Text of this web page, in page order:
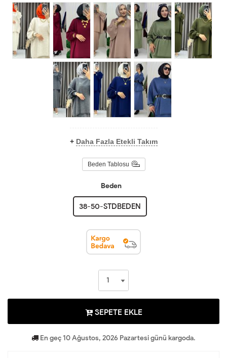
+ Daha Fazla Etekli Takım
Beden Tablosu
Beden
38-50-STDBEDEN
SEPETE EKLE
En geç 10 Ağustos, 2026 Pazartesi günü kargoda.